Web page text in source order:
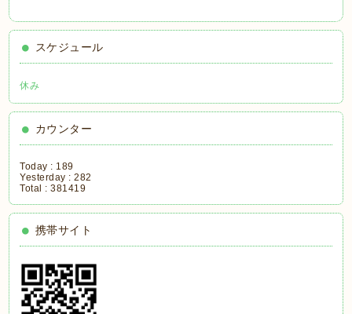
スケジュール
休み
カウンター
Today : 189
Yesterday :282
Total :381419
携帯サイト